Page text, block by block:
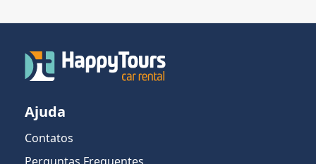
Ajuda
Contatos